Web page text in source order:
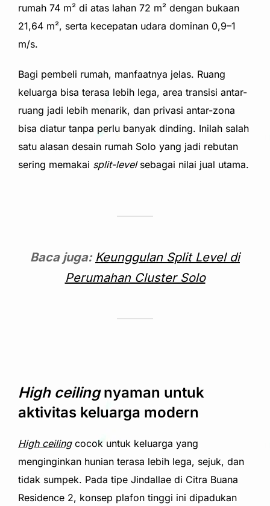
rumah 74 m² di atas lahan 72 m² dengan bukaan
21,64 m², serta kecepatan udara dominan 0,9–1
m/s.
Bagi pembeli rumah, manfaatnya jelas. Ruang
keluarga bisa terasa lebih lega, area transisi antar-
ruang jadi lebih menarik, dan privasi antar-zona
bisa diatur tanpa perlu banyak dinding. Inilah salah
satu alasan desain rumah Solo yang jadi rebutan
sering memakai split-levelsebagai nilai jual utama.
Baca juga: Keunggulan Split Leveldi
Perumahan Cluster Solo
High ceilingnyaman untuk
aktivitas keluarga modern
High ceilingcocok untuk keluarga yang
menginginkan hunian terasa lebih lega, sejuk, dan
tidak sumpek. Pada tipe Jindallae di Citra Buana
Residence 2, konsep plafon tinggi ini dipadukan